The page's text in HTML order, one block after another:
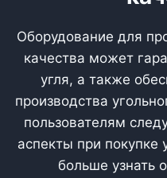
Оборудование для
качества может
угля, а также
производства
пользователям
аспекты при покупке
больше узнать